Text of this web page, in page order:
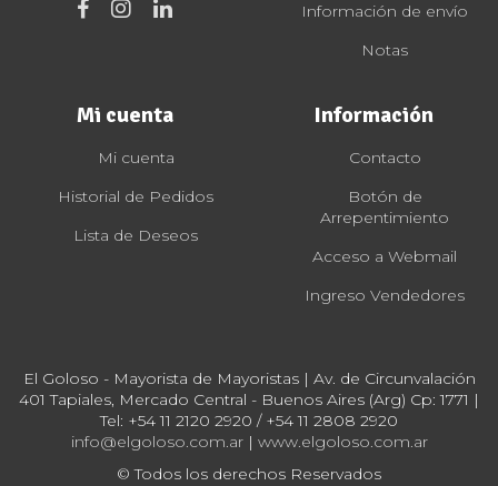
Información de envío
Notas
Mi cuenta
Mi cuenta
Historial de Pedidos
Lista de Deseos
Información
Contacto
Botón de
Arrepentimiento
Acceso a Webmail
Ingreso Vendedores
El Goloso - Mayorista de Mayoristas | Av. de Circunvalación
401 Tapiales, Mercado Central - Buenos Aires (Arg) Cp: 1771 |
Tel: +54 11 2120 2920 / +54 11 2808 2920
info@elgoloso.com.ar| www.elgoloso.com.ar
© Todos los derechos Reservados